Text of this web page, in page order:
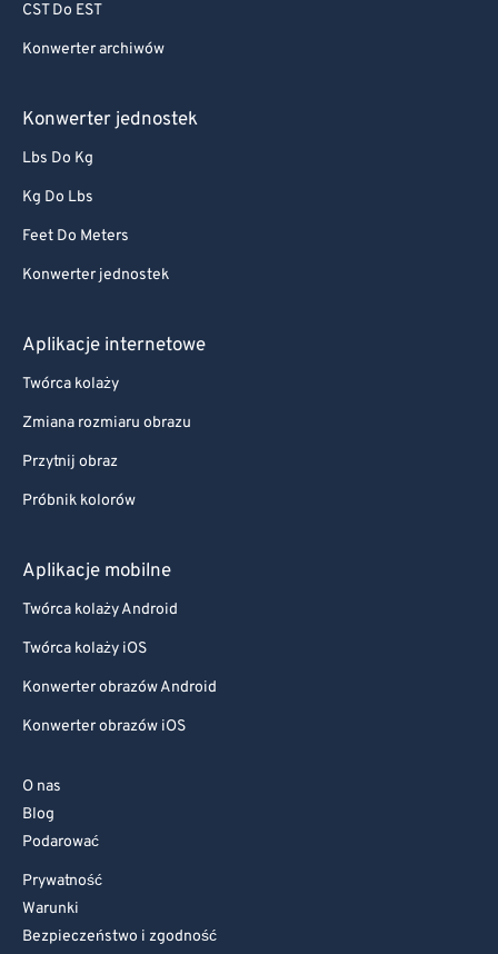
CST Do EST
Konwerter archiwów
Konwerter jednostek
Lbs Do Kg
Kg Do Lbs
Feet Do Meters
Konwerter jednostek
Aplikacje internetowe
Twórca kolaży
Zmiana rozmiaru obrazu
Przytnij obraz
Próbnik kolorów
Aplikacje mobilne
Twórca kolaży Android
Twórca kolaży iOS
Konwerter obrazów Android
Konwerter obrazów iOS
O nas
Blog
Podarować
Prywatność
Warunki
Bezpieczeństwo i zgodność